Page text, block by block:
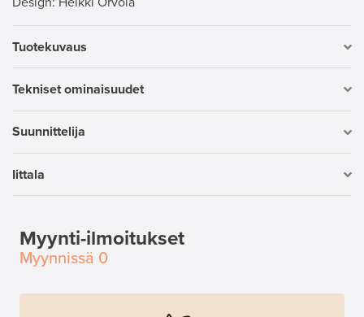
Tuotekuvaus
Tekniset ominaisuudet
Suunnittelija
Iittala
Myynti-ilmoitukset
Myynnissä 0